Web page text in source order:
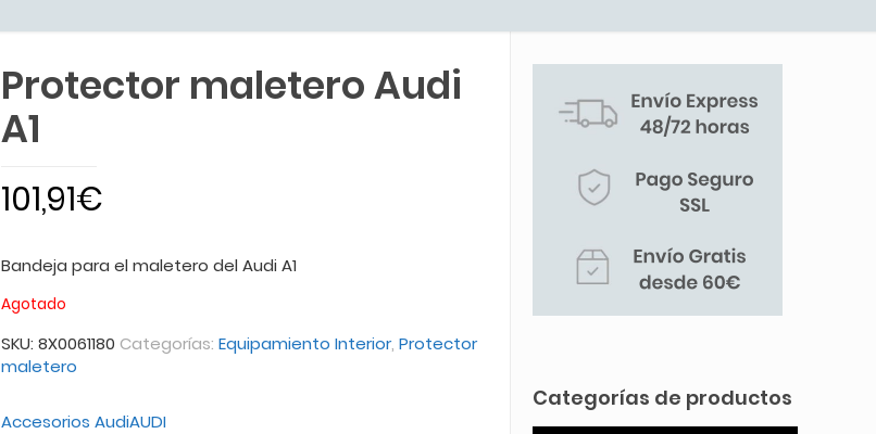
Protector maletero Audi
A1
101,91€
Bandeja para el maletero del Audi A1
Agotado
SKU: 8X0061180 Categorías: Equipamiento Interior, Protector
maletero
Accesorios AudiAUDI
Categorías de productos